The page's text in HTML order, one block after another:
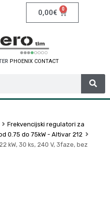
0,00€ 0
PHOENIX CONTACT
Frekvencijski regulatori za
0.75 do 75kW - Altivar 212
kW, 30 ks, 240 V, 3faze, bez